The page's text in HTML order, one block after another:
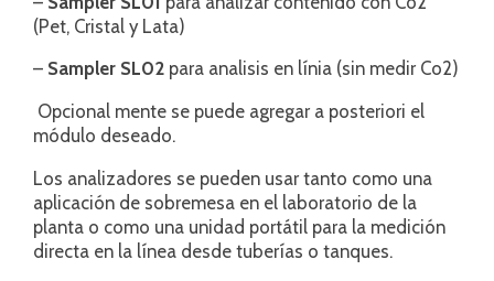
(Pet, Cristal y Lata)
– Sampler SL02 para analisis en línia (sin medir Co2)
Opcional mente se puede agregar a posteriori el
módulo deseado.
Los analizadores se pueden usar tanto como una
aplicación de sobremesa en el laboratorio de la
planta o como una unidad portátil para la medición
directa en la línea desde tuberías o tanques.